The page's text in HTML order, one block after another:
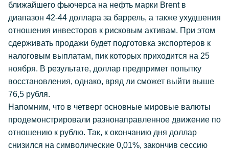
ближайшего фьючерса на нефть марки Brent в
диапазон 42-44 доллара за баррель, а также ухудшения
отношения инвесторов к рисковым активам. При этом
сдерживать продажи будет подготовка экспортеров к
налоговым выплатам, пик которых приходится на 25
ноября. В результате, доллар предпримет попытку
восстановления, однако, вряд ли сможет выйти выше
76,5 рубля.
Напомним, что в четверг основные мировые валюты
продемонстрировали разнонаправленное движение по
отношению к рублю. Так, к окончанию дня доллар
снизился на символические 0,01%, закончив сессию